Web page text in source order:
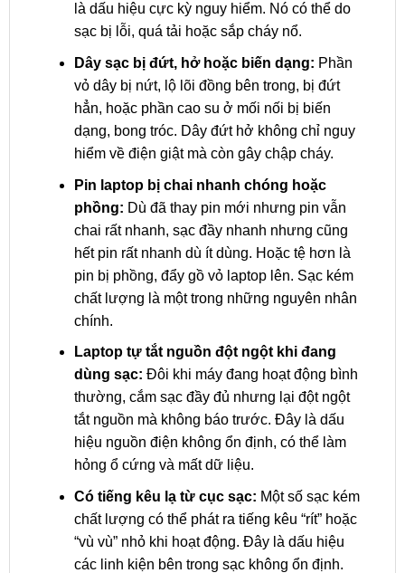
là dấu hiệu cực kỳ nguy hiểm. Nó có thể do
sạc bị lỗi, quá tải hoặc sắp cháy nổ.
Dây sạc bị đứt, hở hoặc biến dạng: Phần
vỏ dây bị nứt, lộ lõi đồng bên trong, bị đứt
hẳn, hoặc phần cao su ở mối nối bị biến
dạng, bong tróc. Dây đứt hở không chỉ nguy
hiểm về điện giật mà còn gây chập cháy.
Pin laptop bị chai nhanh chóng hoặc
phồng: Dù đã thay pin mới nhưng pin vẫn
chai rất nhanh, sạc đầy nhanh nhưng cũng
hết pin rất nhanh dù ít dùng. Hoặc tệ hơn là
pin bị phồng, đẩy gồ vỏ laptop lên. Sạc kém
chất lượng là một trong những nguyên nhân
chính.
Laptop tự tắt nguồn đột ngột khi đang
dùng sạc: Đôi khi máy đang hoạt động bình
thường, cắm sạc đầy đủ nhưng lại đột ngột
tắt nguồn mà không báo trước. Đây là dấu
hiệu nguồn điện không ổn định, có thể làm
hỏng ổ cứng và mất dữ liệu.
Có tiếng kêu lạ từ cục sạc: Một số sạc kém
chất lượng có thể phát ra tiếng kêu “rít” hoặc
“vù vù” nhỏ khi hoạt động. Đây là dấu hiệu
các linh kiện bên trong sạc không ổn định.